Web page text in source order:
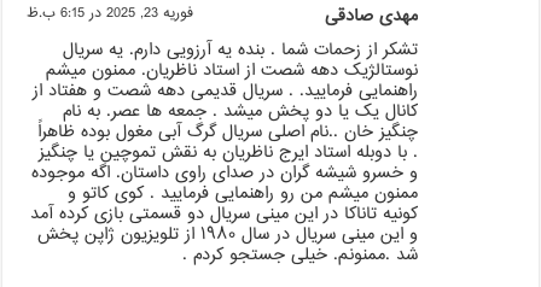
مهدی صادقی فوریه 23, 2025 در 6:15 ب.ظ
تشکر از زحمات شما‌ . بنده یه آرزویی دارم. یه سریال
نوستالژیک دهه شصت از استاد ناظریان. ممنون میشم
راهنمایی فرمایید. . سریال قدیمی دهه شصت و هفتاد از
کانال یک یا دو پخش میشد . جمعه ها عصر. به نام
چنگیز خان ..نام اصلی سریال گرگ آبی مغول بوده ظاهراً
. با دوبله استاد ایرج ناظریان به نقش تموچین یا چنگیز
و خسرو شیشه گران در صدای راوی داستان. اگه موجوده
ممنون میشم من رو راهنمایی فرمایید . کوی کاتو و
کونیه تاناکا در این مینی سریال دو قسمتی بازی کرده آمد
و این مینی سریال در سال ۱۹۸۰ از تلویزیون ژاپن پخش
شد .ممنونم. خیلی جستجو کردم .